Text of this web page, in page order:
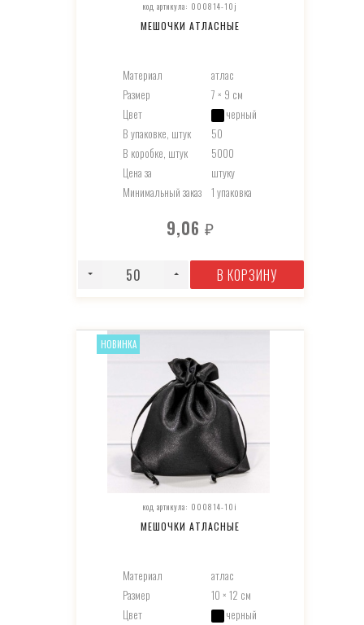
код артикула: 000814-10j
МЕШОЧКИ АТЛАСНЫЕ
Материал
атлас
Размер
7 × 9 см
Цвет
черный
В упаковке, штук
50
В коробке, штук
5000
Цена за
штуку
Минимальный заказ
1 упаковка
9,06 ₽
В КОРЗИНУ
код артикула: 000814-10i
МЕШОЧКИ АТЛАСНЫЕ
Материал
атлас
Размер
10 × 12 см
Цвет
черный
НОВИНКА